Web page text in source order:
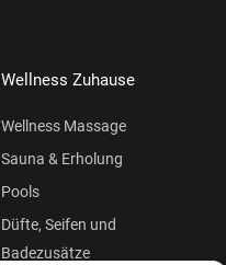
Wellness Zuhause
Wellness Massage
Sauna & Erholung
Pools
Düfte, Seifen und
Badezusätze